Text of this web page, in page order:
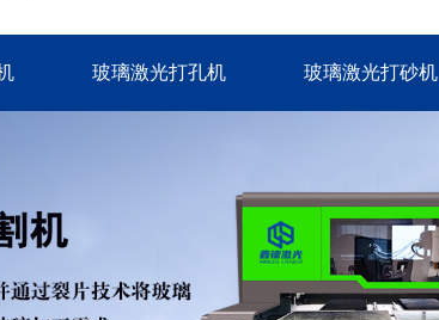
玻璃激光打孔机 玻璃激光打砂机